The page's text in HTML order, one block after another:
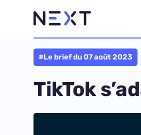
#Le brief du 07 août 2023
TikTok